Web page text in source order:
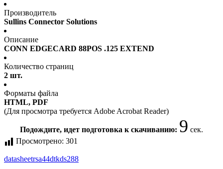
Производитель
Sullins Connector Solutions
Описание
CONN EDGECARD 88POS .125 EXTEND
Количество страниц
2 шт.
Форматы файла
HTML, PDF
(Для просмотра требуется Adobe Acrobat Reader)
Подождите, идет подготовка к скачиванию: 9 сек.
Просмотрено: 301
datasheetrsa44dtkds288